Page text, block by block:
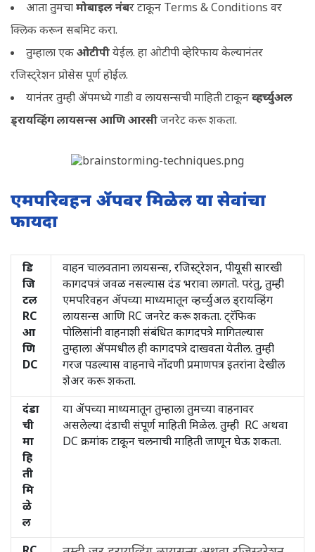
आता तुमचामोबाइल नंबर टाकून Terms & Conditions वर
क्लिक करून सबमिट करा.
तुम्हाला एकओटीपीयेईल. हा ओटीपी व्हेरिफाय केल्यानंतर
रजिस्ट्रेशन प्रोसेस पूर्ण होईल.
यानंतर तुम्ही अ‍ॅपमध्ये गाडी व लायसन्सची माहिती टाकूनव्हर्च्युअल
ड्रायव्हिंग लायसन्स आणि आरसीजनरेट करू शकता.
एमपरिवहन अ‍ॅपवर मिळेल या सेवांचा
फायदा
डि
जि
टल
RC
आ
णि
DC
वाहन चालवताना लायसन्स, रजिस्ट्रेशन, पीयूसी सारखी
कागदपत्रं जवळ नसल्यास दंड भरावा लागतो. परंतु, तुम्ही
एमपरिवहन अ‍ॅपच्या माध्यमातून व्हर्च्युअल ड्रायव्हिंग
लायसन्स आणि RC जनरेट करू शकता. ट्रॅफिक
पोलिसांनी वाहनाशी संबंधित कागदपत्रे मागितल्यास
तुम्हाला अ‍ॅपमधील ही कागदपत्रे दाखवता येतील. तुम्ही
गरज पडल्यास वाहनाचे नोंदणी प्रमाणपत्र इतरांना देखील
शेअर करू शकता.
दंडा
ची
मा
हि
ती
मि
ळे
ल
या अ‍ॅपच्या माध्यमातून तुम्हाला तुमच्या वाहनावर
असलेल्या दंडाची संपूर्ण माहिती मिळेल. तुम्ही RC अथवा
DC क्रमांक टाकून चलनाची माहिती जाणून घेऊ शकता.